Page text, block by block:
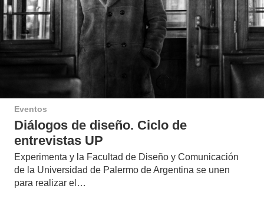
Eventos
Diálogos de diseño. Ciclo de
entrevistas UP
Experimenta y la Facultad de Diseño y Comunicación
de la Universidad de Palermo de Argentina se unen
para realizar el…